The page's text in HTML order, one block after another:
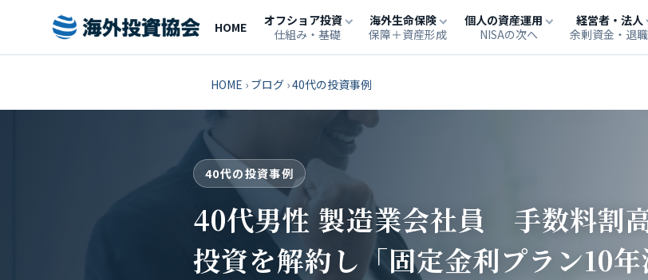
HOME
オフショア投資
仕組み・基礎
海外生命保険
保障＋資産形成
個人の資産運用
NISAの次へ
経営者・法人
余剰資金・退
HOME › ブログ ›40代の投資事例
40代の投資事例
40代男性 製造業会社員 手数料割
投資を解約し「固定金利プラン10